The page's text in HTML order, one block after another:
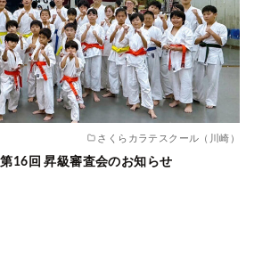
さくらカラテスクール（川崎）
16回 昇級審査会のお知らせ